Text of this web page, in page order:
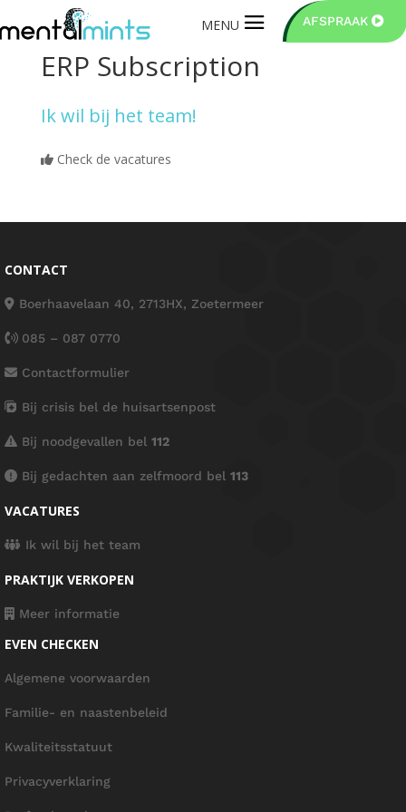
AFSPRAAK
ERP Subscription
Ik wil bij het team!
Check de vacatures
CONTACT
Boerhaavelaan 40, 2713HX, Zoetermeer
085 – 087 0770
Contactformulier
Bij crisis bel de huisartsenpost
Bij noodgevallen bel 112
Bij gedachten aan zelfmoord bel 113
VACATURES
Ik wil bij het team
PRAKTIJK VERKOPEN
Meer informatie
EVEN CHECKEN
Algemene voorwaarden
Familie- en naastenbeleid
Kwaliteitsstatuut
Privacyverklaring